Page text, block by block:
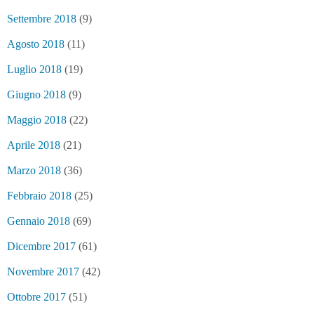
Settembre 2018 (9)
Agosto 2018 (11)
Luglio 2018 (19)
Giugno 2018 (9)
Maggio 2018 (22)
Aprile 2018 (21)
Marzo 2018 (36)
Febbraio 2018 (25)
Gennaio 2018 (69)
Dicembre 2017 (61)
Novembre 2017 (42)
Ottobre 2017 (51)